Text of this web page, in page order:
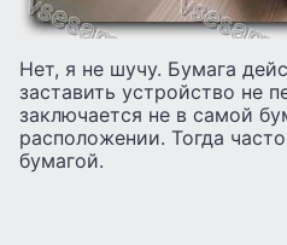
Нет, я не шучу. Бумага
заставить устройство не
заключается не в самой
расположении. Тогда
бумагой.